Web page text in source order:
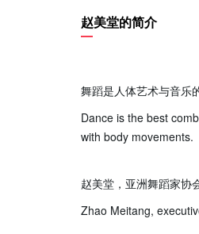
赵美堂的简介
舞蹈是人体艺术与音乐
Dance is the best
with body movements.
赵美堂，亚洲舞蹈家协
Zhao Meitang,